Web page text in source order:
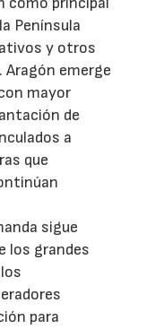
Península
y otros
emerge
mayor
de
a
que
sigue
los grandes
para